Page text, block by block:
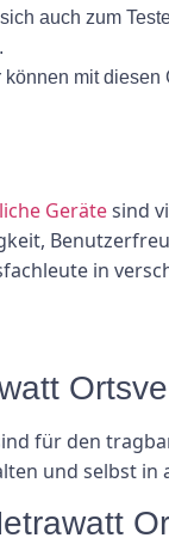
auch zum
können mit
Gerätesind
in
für den
und selbst